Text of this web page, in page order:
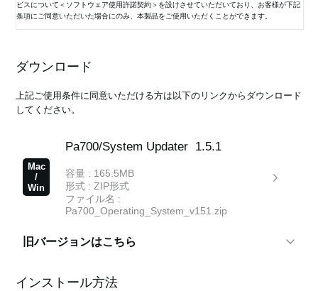
- HDMIビデオ・アウト及び時計用内蔵電池を備えた、新しいType B
ハードウェアに対応しました。
1.3.0
・Auto FillボタンとVariationボタンの同時押しでFillを選べる様にしま
した
・ユーザーサンプルの最大数を増やしました。
1.2.0
- ボリュームペダルVOX V860に対応しました。
- ボリューム/エクスプレッションペダルのカーブを選択出来るように
1.1.0
ビスについて＜ソフトウェア使用許諾契約＞を設けさせていただいており、お客様が下記
条項にご同意いただいた場合にのみ、本製品をご使用いただくことができます。
みの上、ご使用ください。
ご同意いただけない場合は、未使用のまま速やかに（14日以内に）本製品をご返却くださ
い。
弊社はお客様に対し、本ソフトウェアを構成するプログラム、データ・ファイル、および
今後お客様に配布され得るバージョンアップ・プログラム、データ・ファイル（以下「許
諾プログラム」と言います）をお客様ご自身がお一人で一時に一台の、お客様の管理の下
にあるコンピューターまたは関連する弊社の製品の一方かその双方においてのみ、非独占
的に使用する権利を許諾します。
ト・コードのみを意味します。
メディアで提供されたものも、インターネットやその他の方法でダウンロードされたもの
ダウンロード
上記ご使用条件に同意いただける方は以下のリンクからダウンロード
してください。
Mac
/
Win
Pa700/System Updater 1.5.1
容量 : 165.5MB
形式 : ZIP形式
ファイル名 :
Pa700_Operating_System_v151.zip
旧バージョンはこちら
Mac
Pa700/System Updater
容量 : 164.1MB
インストール方法